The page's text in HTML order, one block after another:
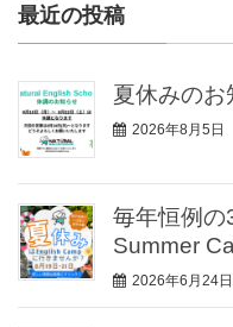
最近の投稿
夏休みのお
2026年8月5日
毎年恒例の
Summer
2026年6月24日